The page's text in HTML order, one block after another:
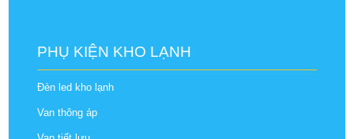
PHỤ KIỆN KHO LẠNH
Đèn led kho lạnh
Van thông áp